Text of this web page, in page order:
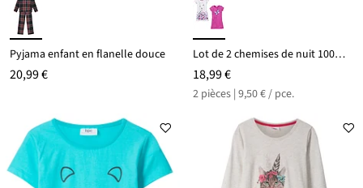
Pyjama enfant en flanelle douce
20,99 €
Lot de 2 chemises de nuit 100% coton
18,99 €
2 pièces | 9,50 € / pce.